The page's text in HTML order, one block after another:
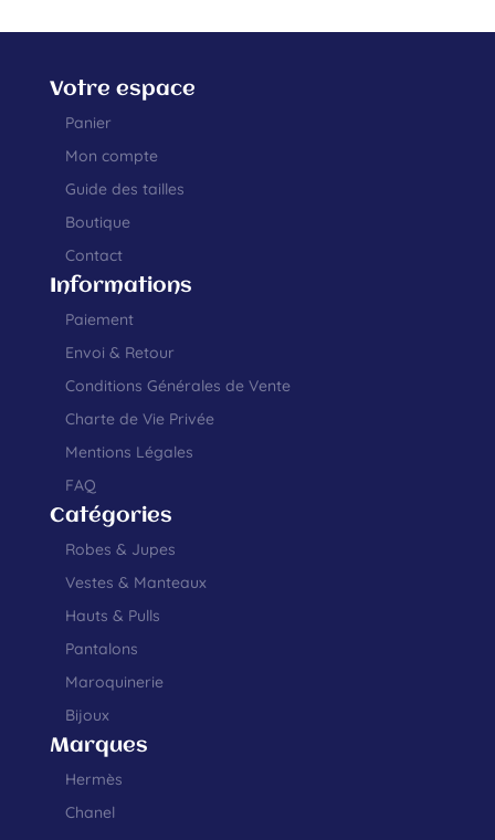
Votre espace
Panier
Mon compte
Guide des tailles
Boutique
Contact
Informations
Paiement
Envoi & Retour
Conditions Générales de Vente
Charte de Vie Privée
Mentions Légales
FAQ
Catégories
Robes & Jupes
Vestes & Manteaux
Hauts & Pulls
Pantalons
Maroquinerie
Bijoux
Marques
Hermès
Chanel